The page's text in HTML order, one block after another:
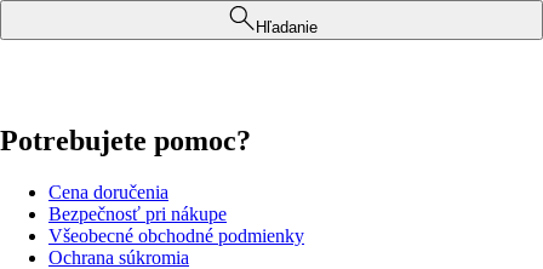
Hľadanie
Potrebujete pomoc?
Cena doručenia
Bezpečnosť pri nákupe
Všeobecné obchodné podmienky
Ochrana súkromia